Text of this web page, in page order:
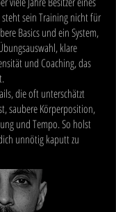
sein Training nicht für
Basics und ein System,
klare
und Coaching, das
die oft unterschätzt
saubere Körperposition,
und Tempo. So holst
unnötig kaputt zu